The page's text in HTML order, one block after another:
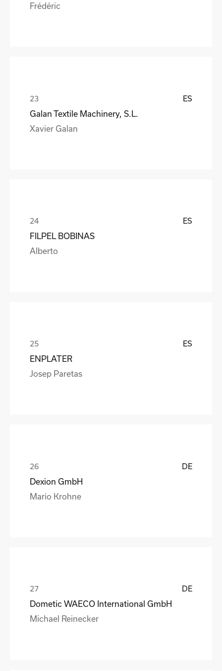
Frédéric
ES
Galan Textile Machinery, S.L.
Xavier Galan
ES
FILPEL BOBINAS
Alberto
ES
ENPLATER
Josep Paretas
DE
Dexion GmbH
Mario Krohne
DE
Dometic WAECO International GmbH
Michael Reinecker